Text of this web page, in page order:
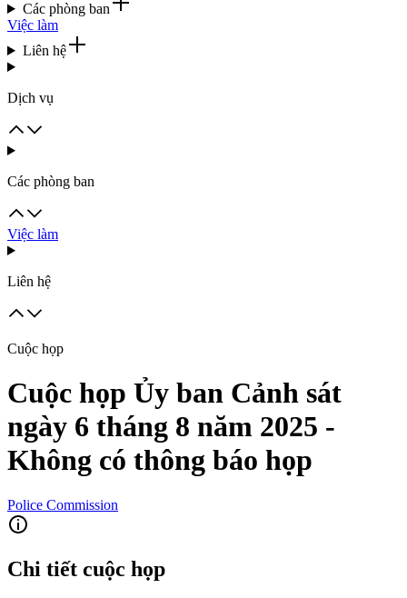
Các phòng ban
Việc làm
Liên hệ
Dịch vụ
Các phòng ban
Việc làm
Liên hệ
Cuộc họp
Cuộc họp Ủy ban Cảnh sát
ngày 6 tháng 8 năm 2025 -
Không có thông báo họp
Police Commission
Chi tiết cuộc họp